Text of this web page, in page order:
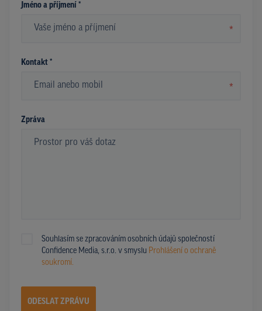
Jméno a příjmení *
*
Kontakt *
*
Zpráva
Souhlasím se zpracováním osobních údajů společností
Confidence Media, s.r.o. v smyslu Prohlášení o ochraně
soukromí.
ODESLAT ZPRÁVU